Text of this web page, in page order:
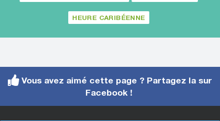
HEURE CARIBÉENNE
Vous avez aimé cette page ? Partagez la sur
Facebook !